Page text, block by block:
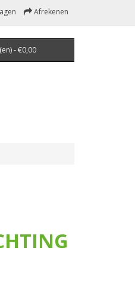
Afrekenen
- €0,00